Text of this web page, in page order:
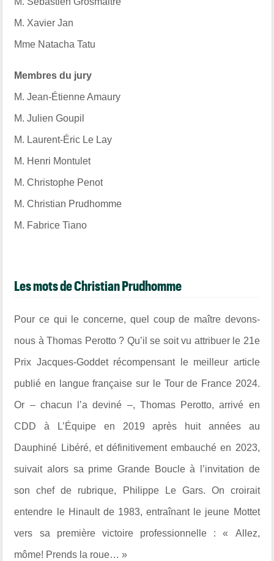
M. Xavier Jan
Mme Natacha Tatu
Membres du jury
M. Jean-Étienne Amaury
M. Julien Goupil
M. Laurent-Éric Le Lay
M. Henri Montulet
M. Christophe Penot
M. Christian Prudhomme
M. Fabrice Tiano
Les mots de Christian Prudhomme
Pour ce qui le concerne, quel coup de maître devons-
nous à Thomas Perotto ? Qu’il se soit vu attribuer le 21e
Prix Jacques-Goddet récompensant le meilleur article
publié en langue française sur le Tour de France 2024.
Or – chacun l’a deviné –, Thomas Perotto, arrivé en
CDD à L’Équipe en 2019 après huit années au
Dauphiné Libéré, et définitivement embauché en 2023,
suivait alors sa prime Grande Boucle à l’invitation de
son chef de rubrique, Philippe Le Gars. On croirait
entendre le Hinault de 1983, entraînant le jeune Mottet
vers sa première victoire professionnelle : « Allez,
môme! Prends la roue… »